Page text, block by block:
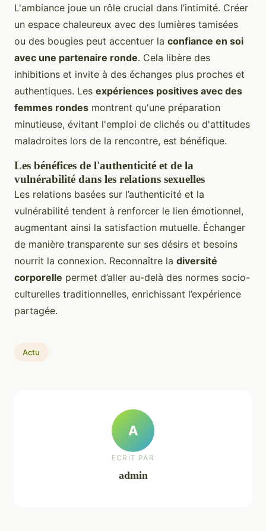
L'ambiance joue un rôle crucial dans l’intimité. Créer
un espace chaleureux avec des lumières tamisées
ou des bougies peut accentuer la confiance en soi
avec une partenaire ronde. Cela libère des
inhibitions et invite à des échanges plus proches et
authentiques. Les expériences positives avec des
femmes rondes montrent qu'une préparation
minutieuse, évitant l'emploi de clichés ou d'attitudes
maladroites lors de la rencontre, est bénéfique.
Les bénéfices de l'authenticité et de la
vulnérabilité dans les relations sexuelles
Les relations basées sur l’authenticité et la
vulnérabilité tendent à renforcer le lien émotionnel,
augmentant ainsi la satisfaction mutuelle. Échanger
de manière transparente sur ses désirs et besoins
nourrit la connexion. Reconnaître la diversité
corporelle permet d’aller au-delà des normes socio-
culturelles traditionnelles, enrichissant l’expérience
partagée.
Actu
A
ECRIT PAR
admin